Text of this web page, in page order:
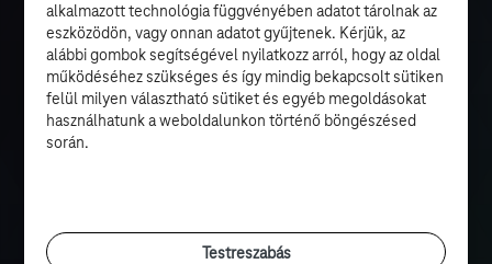
alkalmazott technológia függvényében adatot tárolnak az
eszközödön, vagy onnan adatot gyűjtenek. Kérjük, az
alábbi gombok segítségével nyilatkozz arról, hogy az oldal
működéséhez szükséges és így mindig bekapcsolt sütiken
felül milyen választható sütiket és egyéb megoldásokat
használhatunk a weboldalunkon történő böngészésed
során.
Testreszabás